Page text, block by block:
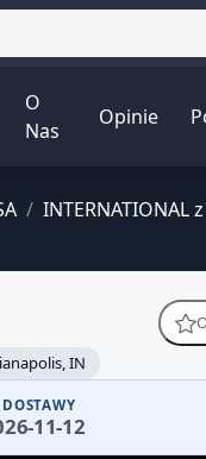
O
Nas
Opinie
/ INTERNATIONAL
IN
11-12